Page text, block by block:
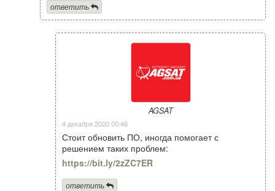
ответить
AGSAT
4 декабря 2020 00:48
Стоит обновить ПО, иногда помогает с
решением таких проблем:
https://bit.ly/2zZC7ER
ответить